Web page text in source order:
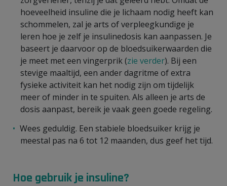
hoeveelheid insuline die je lichaam nodig heeft kan
schommelen, zal je arts of verpleegkundige je
leren hoe je zelf je insulinedosis kan aanpassen. Je
baseert je daarvoor op de bloedsuikerwaarden die
je meet met een vingerprik (zie verder). Bij een
stevige maaltijd, een ander dagritme of extra
fysieke activiteit kan het nodig zijn om tijdelijk
meer of minder in te spuiten. Als alleen je arts de
dosis aanpast, bereik je vaak geen goede regeling.
Wees geduldig. Een stabiele bloedsuiker krijg je
meestal pas na 6 tot 12 maanden, dus geef het tijd.
Hoe gebruik je insuline?